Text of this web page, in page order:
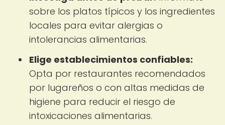
sobre los platos típicos y los ingredientes
locales para evitar alergias o
intolerancias alimentarias.
Elige establecimientos confiables:
Opta por restaurantes recomendados
por lugareños o con altas medidas de
higiene para reducir el riesgo de
intoxicaciones alimentarias.